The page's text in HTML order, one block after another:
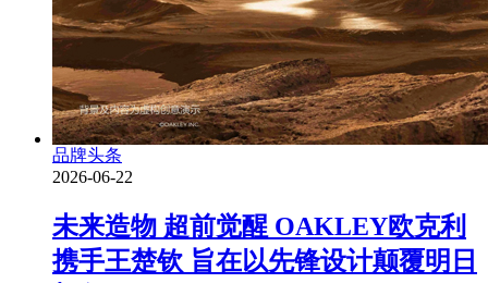
品牌头条
2026-06-22
未来造物 超前觉醒 OAKLEY欧克利
携手王楚钦 旨在以先锋设计颠覆明日